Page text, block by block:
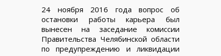
24 ноября 2016 года вопрос об
остановки работы карьера был
вынесен на заседание комиссии
Правительства Челябинской области
по предупреждению и ликвидации